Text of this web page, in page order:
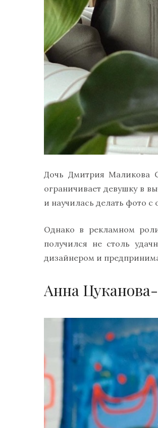
Дочь Дмитрия Маликова
ограничивает девушку в
и научилась делать фото с
Однако в рекламном
получился не столь
дизайнером и
Анна